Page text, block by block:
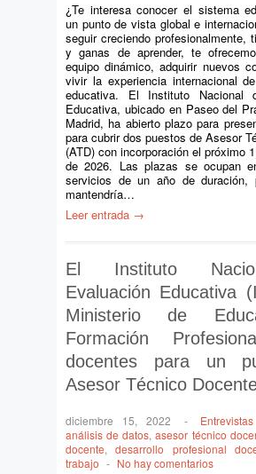
¿Te interesa conocer el sistema
un punto de vista global e
seguir creciendo profesionalmente,
y ganas de aprender, te
equipo dinámico, adquirir nuevos
vivir la experiencia internacional
educativa. El Instituto Nacional
Educativa, ubicado en Paseo del
Madrid, ha abierto plazo para
para cubrir dos puestos de Asesor
(ATD) con incorporación el próximo
de 2026. Las plazas se ocupan
servicios de un año de
mantendría…
Leer entrada →
El Instituto
Evaluación Educativa
Ministerio de
Formación
docentes para un
Asesor Técnico
diciembre 15, 2022 - Entrevistas
análisis de datos,asesor técnico
docente,desarrollo profesional
trabajo - No hay comentarios